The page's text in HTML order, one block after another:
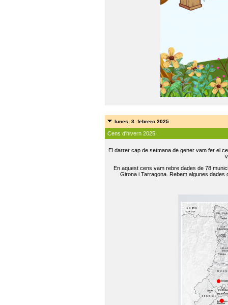
lunes, 3. febrero 2025
Cens d'hivern 2025
El darrer cap de setmana de gener vam fer el
En aquest cens vam rebre dades de 78
Girona i Tarragona. Rebem algunes